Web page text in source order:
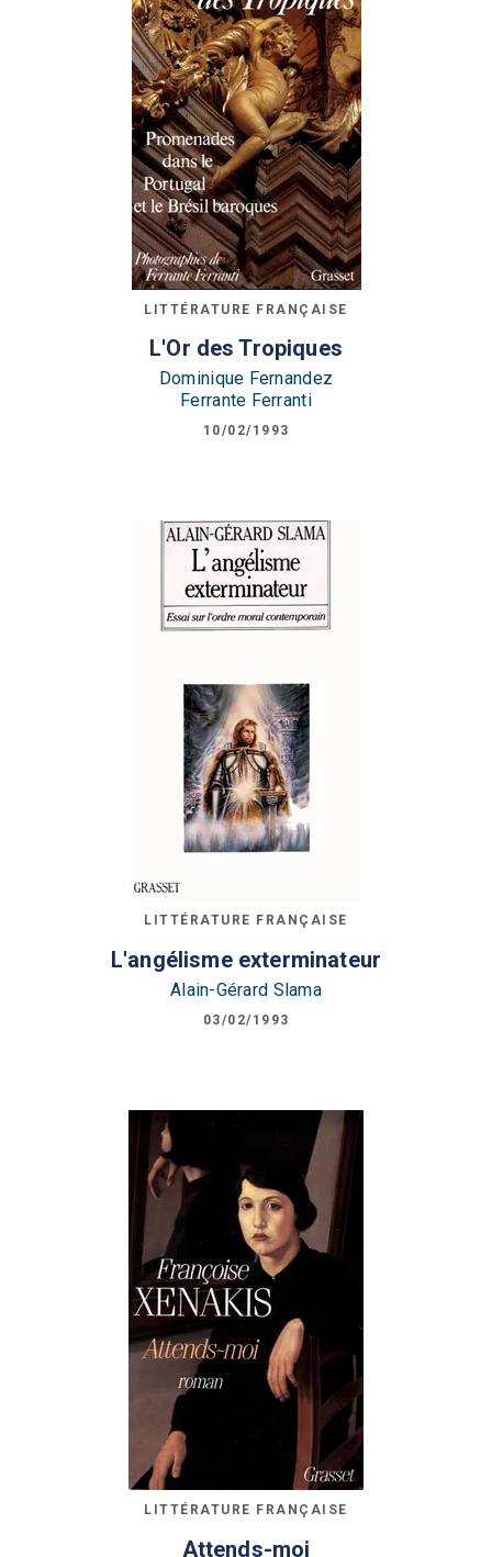
LITTÉRATURE FRANÇAISE
L'Or des Tropiques
Dominique Fernandez
Ferrante Ferranti
10/02/1993
LITTÉRATURE FRANÇAISE
L'angélisme exterminateur
Alain-Gérard Slama
03/02/1993
LITTÉRATURE FRANÇAISE
Attends-moi